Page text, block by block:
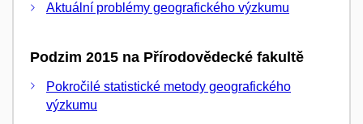
Aktuální problémy geografického výzkumu
Podzim 2015 na Přírodovědecké fakultě
Pokročilé statistické metody geografického
výzkumu